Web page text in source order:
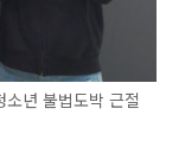
년 불법도박 근절